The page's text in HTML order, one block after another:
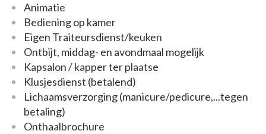
Animatie
Bediening op kamer
Eigen Traiteursdienst/keuken
Ontbijt, middag- en avondmaal mogelijk
Kapsalon / kapper ter plaatse
Klusjesdienst (betalend)
Lichaamsverzorging (manicure/pedicure,...tegen
betaling)
Onthaalbrochure